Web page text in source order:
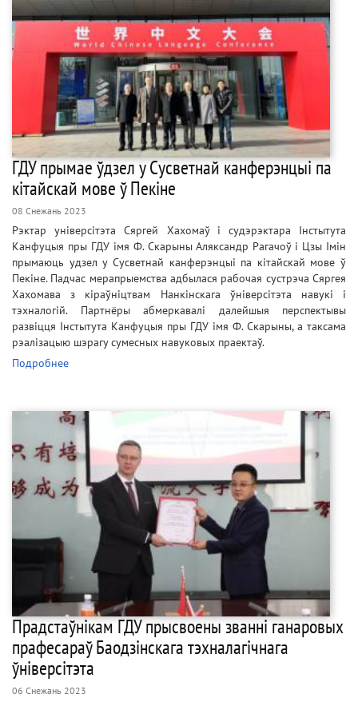
ГДУ прымае ўдзел у Сусветнай канферэнцыі па
кітайскай мове ў Пекіне
08 Снежань 2023
Рэктар універсітэта Сяргей Хахомаў і судэрэктара Інстытута
Канфуцыя пры ГДУ імя Ф. Скарыны Аляксандр Рагачоў і Цзы Імін
прымаюць удзел у Сусветнай канферэнцыі па кітайскай мове ў
Пекіне. Падчас мерапрыемства адбылася рабочая сустрэча Сяргея
Хахомава з кіраўніцтвам Нанкінскага ўніверсітэта навукі і
тэхналогій. Партнёры абмеркавалі далейшыя перспектывы
развіцця Інстытута Канфуцыя пры ГДУ імя Ф. Скарыны, а таксама
рэалізацыю шэрагу сумесных навуковых праектаў.
Подробнее
Прадстаўнікам ГДУ прысвоены званні ганаровых
прафесараў Баодзінскага тэхналагічнага
ўніверсітэта
06 Снежань 2023